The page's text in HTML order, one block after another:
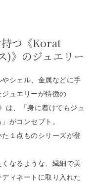
持つ《Korat
)》のジュエリー
シェル、金属などに手
ュエリーが特徴の
は、「身に着けてもジュ
がコンセプト。
１点ものシリーズが登
なるような、繊細で美
ィネートに取り入れた